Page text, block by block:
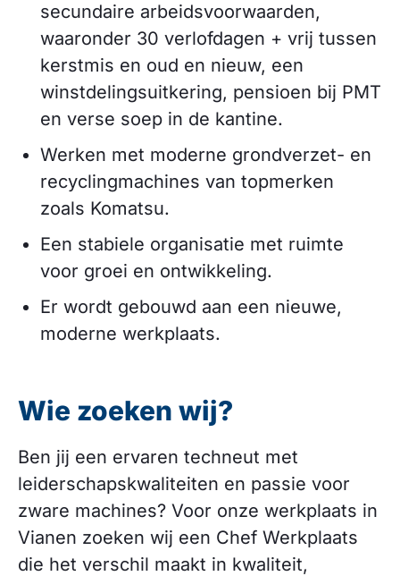
secundaire arbeidsvoorwaarden,
waaronder 30 verlofdagen + vrij tussen
kerstmis en oud en nieuw, een
winstdelingsuitkering, pensioen bij PMT
en verse soep in de kantine.
Werken met moderne grondverzet- en
recyclingmachines van topmerken
zoals Komatsu.
Een stabiele organisatie met ruimte
voor groei en ontwikkeling.
Er wordt gebouwd aan een nieuwe,
moderne werkplaats.
Wie zoeken wij?
Ben jij een ervaren techneut met
leiderschapskwaliteiten en passie voor
zware machines? Voor onze werkplaats in
Vianen zoeken wij een Chef Werkplaats
die het verschil maakt in kwaliteit,